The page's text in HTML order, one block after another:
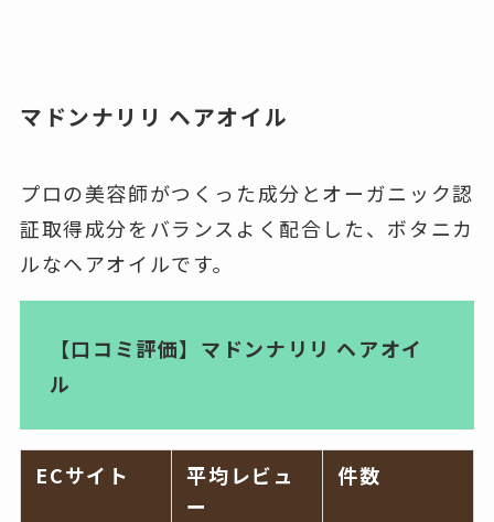
マドンナリリ ヘアオイル
プロの美容師がつくった成分とオーガニック認
証取得成分をバランスよく配合した、ボタニカ
ルなヘアオイルです。
【口コミ評価】マドンナリリ ヘアオイ
ル
ECサイト
平均レビュ
ー
件数